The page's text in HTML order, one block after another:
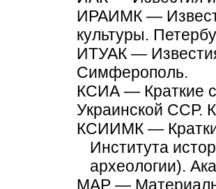
ИРАИМК —
культуры.
ИТУАК —
Симферополь.
КСИА — Краткие
Украинской ССР.
КСИИМК —
Института
археологии).
МАР — Материалы